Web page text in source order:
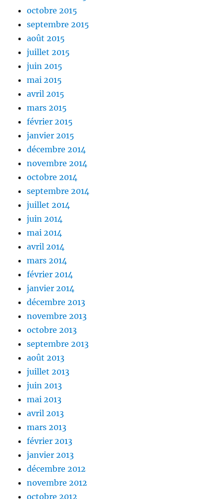
octobre 2015
septembre 2015
août 2015
juillet 2015
juin 2015
mai 2015
avril 2015
mars 2015
février 2015
janvier 2015
décembre 2014
novembre 2014
octobre 2014
septembre 2014
juillet 2014
juin 2014
mai 2014
avril 2014
mars 2014
février 2014
janvier 2014
décembre 2013
novembre 2013
octobre 2013
septembre 2013
août 2013
juillet 2013
juin 2013
mai 2013
avril 2013
mars 2013
février 2013
janvier 2013
décembre 2012
novembre 2012
octobre 2012